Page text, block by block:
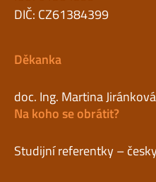
DIČ: CZ61384399
Děkanka
doc. Ing. Martina
Na koho se obrátit?
Studijní referentky –